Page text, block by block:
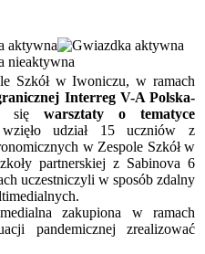
Szkół w Iwoniczu, w ramach
Interreg V-A Polska-
się warsztaty o tematyce
udział 15 uczniów z
w Zespole Szkół w
partnerskiej z Sabinova 6
uczestniczyli w sposób zdalny
zakupiona w ramach
pandemicznej zrealizować